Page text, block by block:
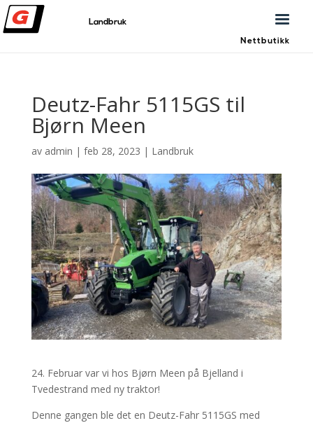
Landbruk
Nettbutikk
Deutz-Fahr 5115GS til
Bjørn Meen
av admin | feb 28, 2023 | Landbruk
24. Februar var vi hos Bjørn Meen på Bjelland i
Tvedestrand med ny traktor!
Denne gangen ble det en Deutz-Fahr 5115GS med